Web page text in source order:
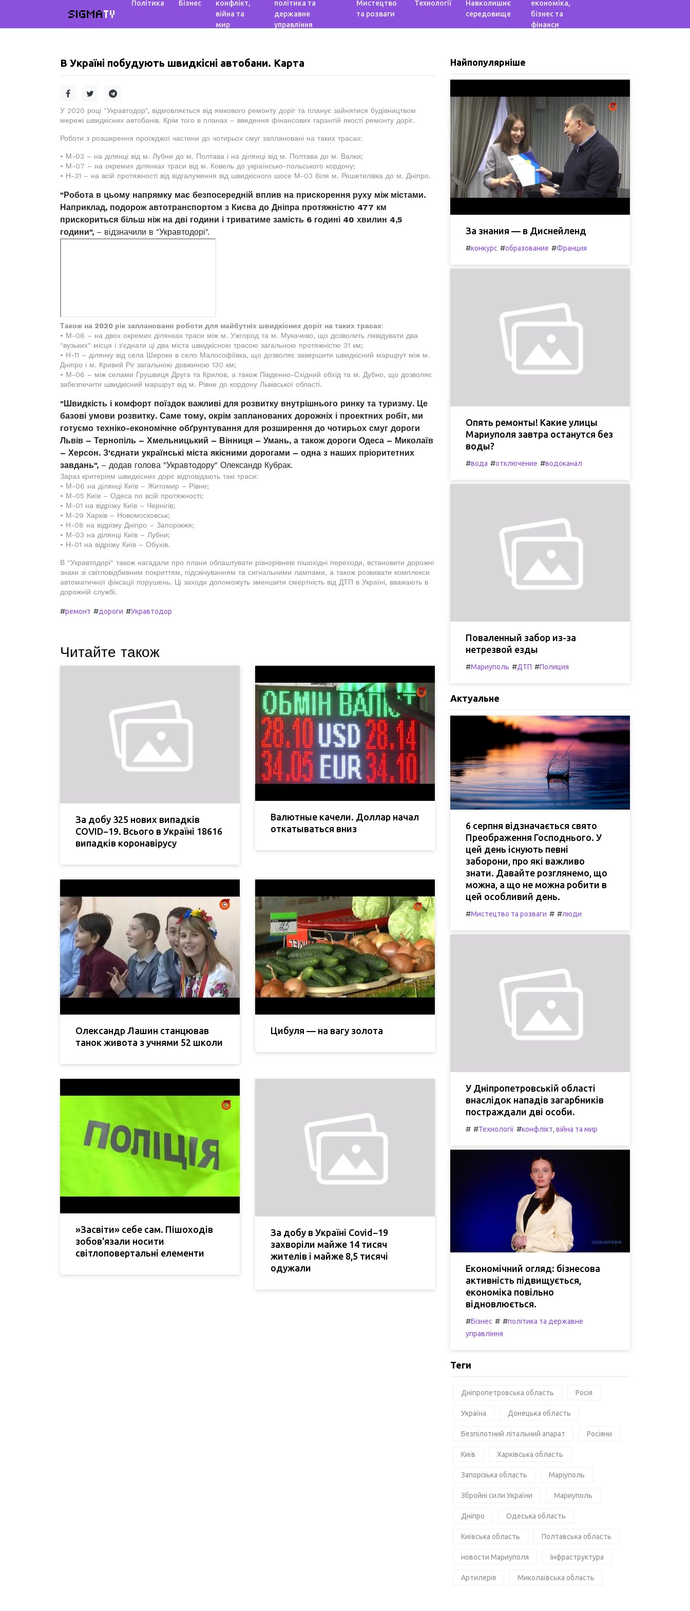
SIGMATV
Політика Бізнес
конфлікт,
війна та
мир
політика та
державне
управління
Мистецтво
та розваги
Технології
Навколишнє
середовище
економіка,
бізнес та
фінанси
В Україні побудують швидкісні автобани. Карта
У 2020 році "Укравтодор", відмовляється від ямкового ремонту доріг та планує зайнятися будівництвом
мережі швидкісних автобанів. Крім того в планах – введення фінансових гарантій якості ремонту доріг.
Роботи з розширення проїжджої частини до чотирьох смуг заплановані на таких трасах:
• М-03 – на ділянці від м. Лубни до м. Полтава і на ділянці від м. Полтава до м. Валки;
• М-07 – на окремих ділянках траси від м. Ковель до українсько-польського кордону;
• Н-31 – на всій протяжності від відгалуження від швидкісного шосе М-03 біля м. Решетилівка до м. Дніпро.
"Робота в цьому напрямку має безпосередній вплив на прискорення руху між містами.
Наприклад, подорож автотранспортом з Києва до Дніпра протяжністю 477 км
прискориться більш ніж на дві години і триватиме замість 6 годині 40 хвилин 4,5
години", – відзначили в "Укравтодорі".
Також на 2020 рік заплановано роботи для майбутніх швидкісних доріг на таких трасах:
• М-06 – на двох окремих ділянках траси між м. Ужгород та м. Мукачево, що дозволить ліквідувати два
"вузьких" місця і з'єднати ці два міста швидкісною трасою загальною протяжністю 31 км;
• Н-11 – ділянку від села Широке в село Малософіївка, що дозволяє завершити швидкісний маршрут між м.
Дніпро і м. Кривий Ріг загальною довжиною 130 км;
• М-06 – між селами Грушвиця Друга та Крилов, а також Південно-Східний обхід та м. Дубно, що дозволяє
забезпечити швидкісний маршрут від м. Рівне до кордону Львівської області.
"Швидкість і комфорт поїздок важливі для розвитку внутрішнього ринку та туризму. Це
базові умови розвитку. Саме тому, окрім запланованих дорожніх і проектних робіт, ми
готуємо техніко-економічне обґрунтування для розширення до чотирьох смуг дороги
Львів – Тернопіль – Хмельницький – Вінниця – Умань, а також дороги Одеса – Миколаїв
– Херсон. З'єднати українські міста якісними дорогами – одна з наших пріоритетних
завдань", – додав голова "Укравтодору" Олександр Кубрак.
Зараз критеріям швидкісних доріг відповідають такі траси:
• М-06 на ділянці Київ – Житомир – Рівне;
• М-05 Київ – Одеса по всій протяжності;
• М-01 на відрізку Київ – Чернігів;
• М-29 Харків – Новомосковськ;
• Н-08 на відрізку Дніпро – Запоріжжя;
• М-03 на ділянці Київ – Лубни;
• Н-01 на відрізку Київ – Обухів.
В "Укравтодорі" також нагадали про плани облаштувати різнорівневі пішохідні переходи, встановити дорожні
знаки зі світловідбивним покриттям, підсвічуванням та сигнальними лампами, а також розвивати комплекси
автоматичної фіксації порушень. Ці заходи допоможуть зменшити смертність від ДТП в Україні, вважають в
дорожній службі.
#ремонт #дороги #Укравтодор
Читайте також
За добу 325 нових випадків
COVID−19. Всього в Україні 18616
випадків коронавірусу
Валютные качели. Доллар начал
откатываться вниз
Олександр Лашин станцював
танок живота з учнями 52 школи
Цибуля — на вагу золота
»Засвіти» себе сам. Пішоходів
зобов'язали носити
світлоповертальні елементи
За добу в Україні Covid−19
захворіли майже 14 тисяч
жителів і майже 8,5 тисячі
одужали
Найпопулярніше
За знания — в Диснейленд
#конкурс #образование #Франция
Опять ремонты! Какие улицы
Мариуполя завтра останутся без
воды?
#вода #отключение #водоканал
Поваленный забор из-за
нетрезвой езды
#Мариуполь #ДТП #Полиция
Актуальне
6 серпня відзначається свято
Преображення Господнього. У
цей день існують певні
заборони, про які важливо
знати. Давайте розглянемо, що
можна, а що не можна робити в
цей особливий день.
#Мистецтво та розваги # #люди
У Дніпропетровській області
внаслідок нападів загарбників
постраждали дві особи.
# #Технології #конфлікт, війна та мир
Економічний огляд: бізнесова
активність підвищується,
економіка повільно
відновлюється.
#Бізнес # #політика та державне
управління
Теги
Дніпропетровська область Росія
Україна Донецька область
Безпілотний літальний апарат Росіяни
Київ Харківська область
Запорізька область Маріуполь
Збройні сили України Мариуполь
Дніпро Одеська область
Київська область Полтавська область
новости Мариуполя Інфраструктура
Артилерія Миколаївська область